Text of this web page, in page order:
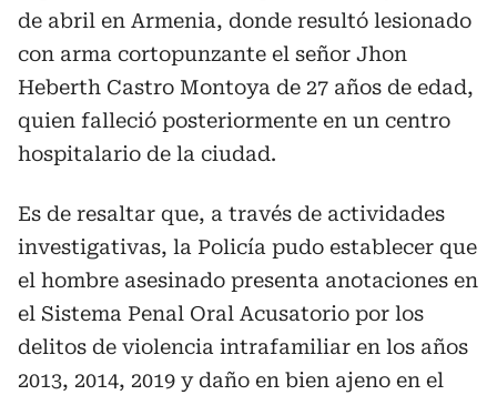
de abril en Armenia, donde resultó lesionado
con arma cortopunzante el señor Jhon
Heberth Castro Montoya de 27 años de edad,
quien falleció posteriormente en un centro
hospitalario de la ciudad.
Es de resaltar que, a través de actividades
investigativas, la Policía pudo establecer que
el hombre asesinado presenta anotaciones en
el Sistema Penal Oral Acusatorio por los
delitos de violencia intrafamiliar en los años
2013, 2014, 2019 y daño en bien ajeno en el